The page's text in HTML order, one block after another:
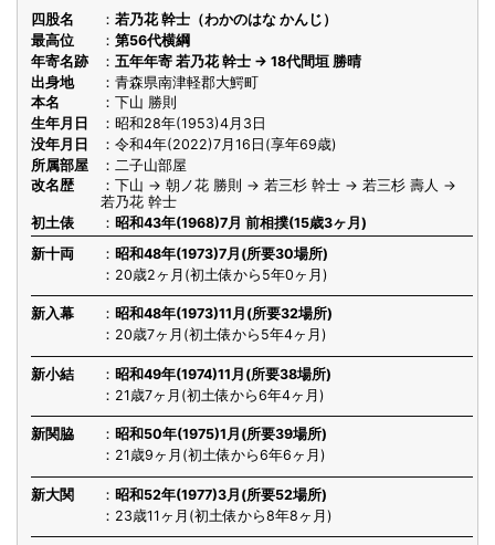
四股名
若乃花 幹士（わかのはな かんじ）
最高位
第56代横綱
年寄名跡
五年年寄 若乃花 幹士 → 18代間垣 勝晴
出身地
青森県南津軽郡大鰐町
本名
下山 勝則
生年月日
昭和28年(1953)4月3日
没年月日
令和4年(2022)7月16日(享年69歳)
所属部屋
二子山部屋
改名歴
下山 → 朝ノ花 勝則 → 若三杉 幹士 → 若三杉 壽人 →
若乃花 幹士
初土俵
昭和43年(1968)7月 前相撲(15歳3ヶ月)
新十両
昭和48年(1973)7月(所要30場所)
20歳2ヶ月(初土俵から5年0ヶ月)
新入幕
昭和48年(1973)11月(所要32場所)
20歳7ヶ月(初土俵から5年4ヶ月)
新小結
昭和49年(1974)11月(所要38場所)
21歳7ヶ月(初土俵から6年4ヶ月)
新関脇
昭和50年(1975)1月(所要39場所)
21歳9ヶ月(初土俵から6年6ヶ月)
新大関
昭和52年(1977)3月(所要52場所)
23歳11ヶ月(初土俵から8年8ヶ月)